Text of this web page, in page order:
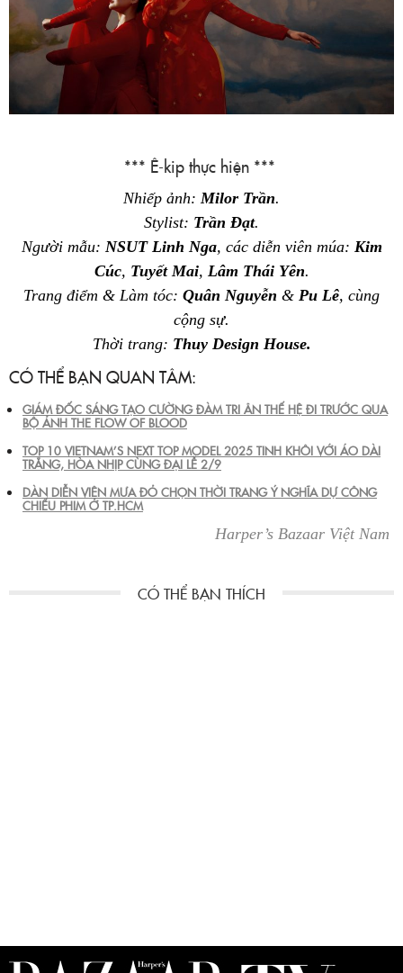
*** Ê-kip thực hiện ***
Nhiếp ảnh: Milor Trần.
Stylist: Trần Đạt.
Người mẫu: NSUT Linh Nga, cácdiễn viên múa: Kim
Cúc, Tuyết Mai, Lâm Thái Yên.
Trang điểm & Làm tóc: Quân Nguyễn & Pu Lê, cùng
cộng sự.
Thời trang: Thuy Design House.
CÓ THỂ BẠN QUAN TÂM:
GIÁM ĐỐC SÁNG TẠO CƯỜNG ĐÀM TRI ÂN THẾ HỆ ĐI TRƯỚC QUA
BỘ ẢNH THE FLOW OF BLOOD
TOP 10 VIETNAM’S NEXT TOP MODEL 2025 TINH KHÔI VỚI ÁO DÀI
TRẮNG, HÒA NHỊP CÙNG ĐẠI LỄ 2/9
DÀN DIỄN VIÊN MƯA ĐỎ CHỌN THỜI TRANG Ý NGHĨA DỰ CÔNG
CHIẾU PHIM Ở TP.HCM
Harper’s Bazaar Việt Nam